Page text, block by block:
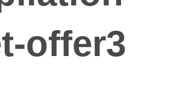
offer3